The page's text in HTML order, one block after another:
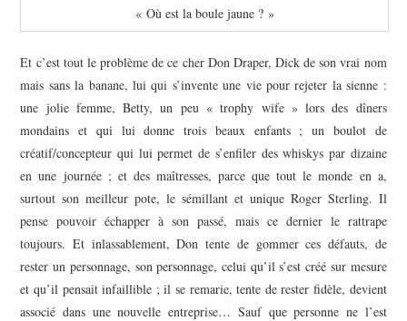
« Où est la boule jaune ? »
Et c’est tout le problème de ce cher Don Draper, Dick de son vrai nom
mais sans la banane, lui qui s’invente une vie pour rejeter la sienne :
une jolie femme, Betty, un peu « trophy wife » lors des dîners
mondains et qui lui donne trois beaux enfants ; un boulot de
créatif/concepteur qui lui permet de s’enfiler des whiskys par dizaine
en une journée ; et des maîtresses, parce que tout le monde en a,
surtout son meilleur pote, le sémillant et unique Roger Sterling. Il
pense pouvoir échapper à son passé, mais ce dernier le rattrape
toujours. Et inlassablement, Don tente de gommer ces défauts, de
rester un personnage, son personnage, celui qu’il s’est créé sur mesure
et qu’il pensait infaillible ; il se remarie, tente de rester fidèle, devient
associé dans une nouvelle entreprise… Sauf que personne ne l’est